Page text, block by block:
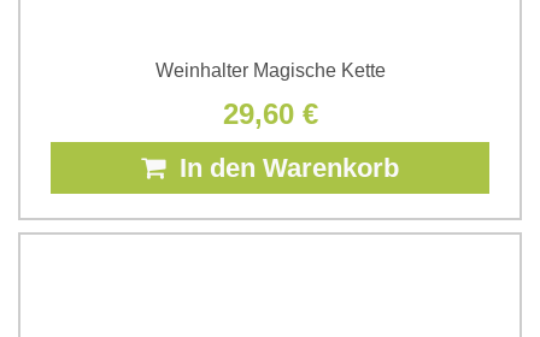
Weinhalter Magische Kette
29,60 €
In den Warenkorb